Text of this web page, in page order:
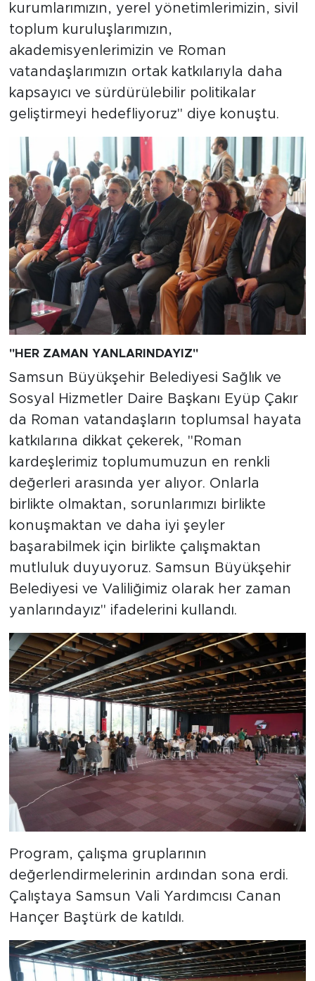
kurumlarımızın, yerel yönetimlerimizin, sivil
toplum kuruluşlarımızın,
akademisyenlerimizin ve Roman
vatandaşlarımızın ortak katkılarıyla daha
kapsayıcı ve sürdürülebilir politikalar
geliştirmeyi hedefliyoruz" diye konuştu.
"HER ZAMAN YANLARINDAYIZ"
Samsun Büyükşehir Belediyesi Sağlık ve
Sosyal Hizmetler Daire Başkanı Eyüp Çakır
da Roman vatandaşların toplumsal hayata
katkılarına dikkat çekerek, "Roman
kardeşlerimiz toplumumuzun en renkli
değerleri arasında yer alıyor. Onlarla
birlikte olmaktan, sorunlarımızı birlikte
konuşmaktan ve daha iyi şeyler
başarabilmek için birlikte çalışmaktan
mutluluk duyuyoruz. Samsun Büyükşehir
Belediyesi ve Valiliğimiz olarak her zaman
yanlarındayız" ifadelerini kullandı.
Program, çalışma gruplarının
değerlendirmelerinin ardından sona erdi.
Çalıştaya Samsun Vali Yardımcısı Canan
Hançer Baştürk de katıldı.